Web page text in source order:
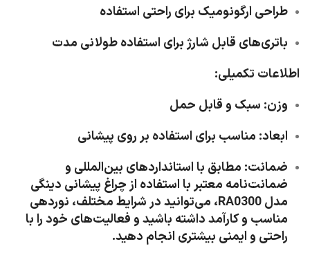
طراحی ارگونومیک برای راحتی استفاده
باتری‌های قابل شارژ برای استفاده طولانی مدت
اطلاعات تکمیلی:
وزن: سبک و قابل حمل
ابعاد: مناسب برای استفاده بر روی پیشانی
ضمانت: مطابق با استانداردهای بین‌المللی و
ضمانت‌نامه معتبر با استفاده از چراغ پیشانی دینگی
مدل RA0300، می‌توانید در شرایط مختلف، نوردهی
مناسب و کارآمد داشته باشید و فعالیت‌های خود را با
راحتی و ایمنی بیشتری انجام دهید.